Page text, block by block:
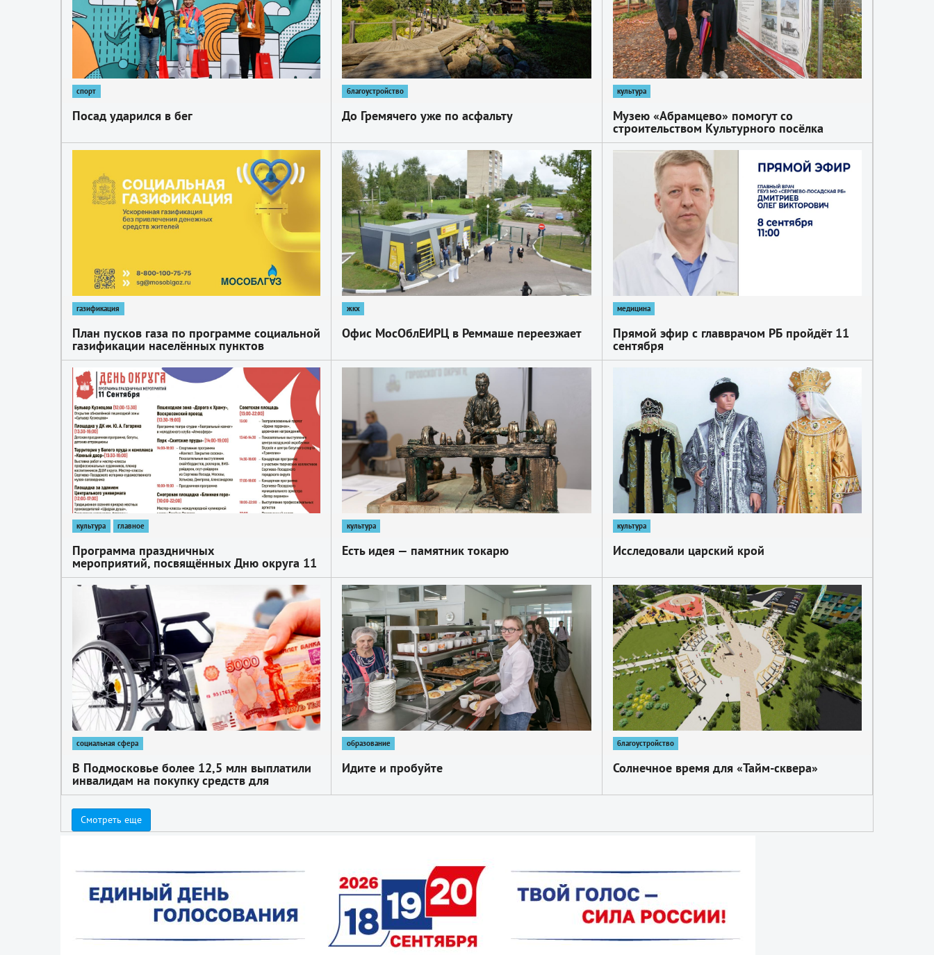
спорт
Посад ударился в бег
благоустройство
До Гремячего уже по асфальту
культура
Музею «Абрамцево» помогут со
строительством Культурного посёлка
газификация
План пусков газа по программе социальной
газификации населённых пунктов
Сергиево-Посадского округа
1
жкх
Офис МосОблЕИРЦ в Реммаше переезжает
медицина
Прямой эфир с главврачом РБ пройдёт 11
сентября
1
культура главное
Программа праздничных
мероприятий, посвящённых Дню округа 11
сентября 2021 г.
культура
Есть идея — памятник токарю
культура
Исследовали царский крой
социальная сфера
В Подмосковье более 12,5 млн выплатили
инвалидам на покупку средств для
реабилитации
1
образование
Идите и пробуйте
1
благоустройство
Солнечное время для «Тайм-сквера»
Смотреть еще